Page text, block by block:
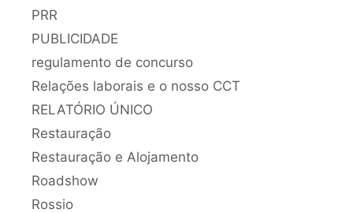
PRR
PUBLICIDADE
regulamento de concurso
Relações laborais e o nosso CCT
RELATÓRIO ÚNICO
Restauração
Restauração e Alojamento
Roadshow
Rossio